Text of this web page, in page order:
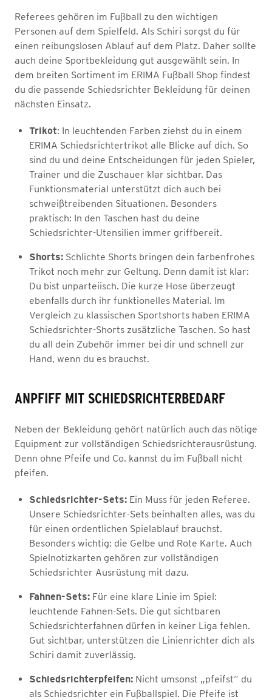
Referees gehören im Fußball zu den wichtigen
Personen auf dem Spielfeld. Als Schiri sorgst du für
einen reibungslosen Ablauf auf dem Platz. Daher sollte
auch deine Sportbekleidung gut ausgewählt sein. In
dem breiten Sortiment im ERIMA Fußball Shop findest
du die passende Schiedsrichter Bekleidung für deinen
nächsten Einsatz.
Trikot: In leuchtenden Farben ziehst du in einem
ERIMA Schiedsrichtertrikot alle Blicke auf dich. So
sind du und deine Entscheidungen für jeden Spieler,
Trainer und die Zuschauer klar sichtbar. Das
Funktionsmaterial unterstützt dich auch bei
schweißtreibenden Situationen. Besonders
praktisch: In den Taschen hast du deine
Schiedsrichter-Utensilien immer griffbereit.
Shorts: Schlichte Shorts bringen dein farbenfrohes
Trikot noch mehr zur Geltung. Denn damit ist klar:
Du bist unparteiisch. Die kurze Hose überzeugt
ebenfalls durch ihr funktionelles Material. Im
Vergleich zu klassischen Sportshorts haben ERIMA
Schiedsrichter-Shorts zusätzliche Taschen. So hast
du all dein Zubehör immer bei dir und schnell zur
Hand, wenn du es brauchst.
ANPFIFF MIT SCHIEDSRICHTERBEDARF
Neben der Bekleidung gehört natürlich auch das nötige
Equipment zur vollständigen Schiedsrichterausrüstung.
Denn ohne Pfeife und Co. kannst du im Fußball nicht
pfeifen.
Schiedsrichter-Sets: Ein Muss für jeden Referee.
Unsere Schiedsrichter-Sets beinhalten alles, was du
für einen ordentlichen Spielablauf brauchst.
Besonders wichtig: die Gelbe und Rote Karte. Auch
Spielnotizkarten gehören zur vollständigen
Schiedsrichter Ausrüstung mit dazu.
Fahnen-Sets: Für eine klare Linie im Spiel:
leuchtende Fahnen-Sets. Die gut sichtbaren
Schiedsrichterfahnen dürfen in keiner Liga fehlen.
Gut sichtbar, unterstützen die Linienrichter dich als
Schiri damit zuverlässig.
Schiedsrichterpfeifen: Nicht umsonst „pfeifst“ du
als Schiedsrichter ein Fußballspiel. Die Pfeife ist